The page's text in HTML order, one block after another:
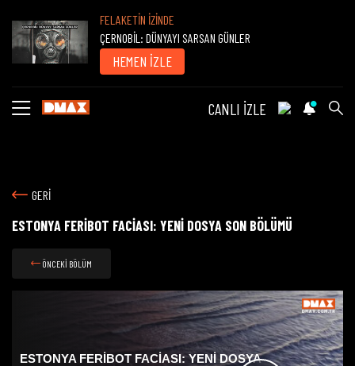
FELAKETİN İZİNDE
ÇERNOBİL: DÜNYAYI SARSAN GÜNLER
HEMEN İZLE
CANLI İZLE
GERİ
ESTONYA FERİBOT FACİASI: YENİ DOSYA SON BÖLÜMÜ
ÖNCEKİ BÖLÜM
ESTONYA FERİBOT FACİASI: YENİ DOSYA